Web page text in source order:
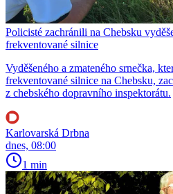
Policisté zachránili na Chebsku
frekventované silnice
Vyděšeného a zmateného srnečka,
frekventované silnice na Chebsku,
z chebského dopravního inspektorátu.
Karlovarská Drbna
dnes, 08:00
1 min